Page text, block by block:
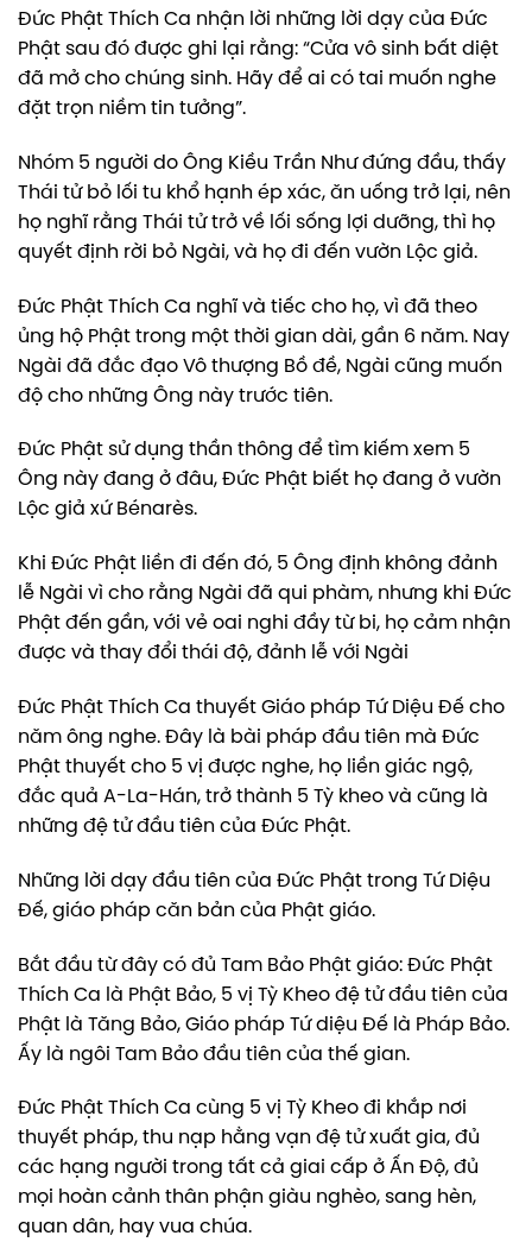
Đức Phật Thích Ca nhận lời những lời dạy của Đức
Phật sau đó được ghi lại rằng: “Cửa vô sinh bất diệt
đã mở cho chúng sinh. Hãy để ai có tai muốn nghe
đặt trọn niềm tin tưởng”.
Nhóm 5 người do Ông Kiều Trần Như đứng đầu, thấy
Thái tử bỏ lối tu khổ hạnh ép xác, ăn uống trở lại, nên
họ nghĩ rằng Thái tử trở về lối sống lợi dưỡng, thì họ
quyết định rời bỏ Ngài, và họ đi đến vườn Lộc giả.
Đức Phật Thích Ca nghĩ và tiếc cho họ, vì đã theo
ủng hộ Phật trong một thời gian dài, gần 6 năm. Nay
Ngài đã đắc đạo Vô thượng Bồ đề, Ngài cũng muốn
độ cho những Ông này trước tiên.
Đức Phật sử dụng thần thông để tìm kiếm xem 5
Ông này đang ở đâu, Đức Phật biết họ đang ở vườn
Lộc giả xứ Bénarès.
Khi Đức Phật liền đi đến đó, 5 Ông định không đảnh
lễ Ngài vì cho rằng Ngài đã qui phàm, nhưng khi Đức
Phật đến gần, với vẻ oai nghi đầy từ bi, họ cảm nhận
được và thay đổi thái độ, đảnh lễ với Ngài
Đức Phật Thích Ca thuyết Giáo pháp Tứ Diệu Đế cho
năm ông nghe. Đây là bài pháp đầu tiên mà Đức
Phật thuyết cho 5 vị được nghe, họ liền giác ngộ,
đắc quả A-La-Hán, trở thành 5 Tỳ kheo và cũng là
những đệ tử đầu tiên của Đức Phật.
Những lời dạy đầu tiên của Đức Phật trong Tứ Diệu
Đế, giáo pháp căn bản của Phật giáo.
Bắt đầu từ đây có đủ Tam Bảo Phật giáo: Đức Phật
Thích Ca là Phật Bảo, 5 vị Tỳ Kheo đệ tử đầu tiên của
Phật là Tăng Bảo, Giáo pháp Tứ diệu Đế là Pháp Bảo.
Ấy là ngôi Tam Bảo đầu tiên của thế gian.
Đức Phật Thích Ca cùng 5 vị Tỳ Kheo đi khắp nơi
thuyết pháp, thu nạp hằng vạn đệ tử xuất gia, đủ
các hạng người trong tất cả giai cấp ở Ấn Độ, đủ
mọi hoàn cảnh thân phận giàu nghèo, sang hèn,
quan dân, hay vua chúa.